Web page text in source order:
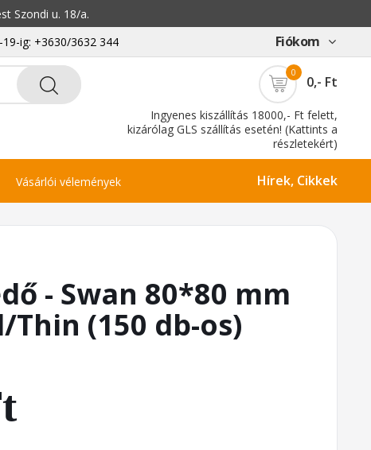
Szondi u. 18/a.
ig: +3630/3632 344 Fiókom
0
0,- Ft
Ingyenes kiszállítás 18000,- Ft felett,
kizárólag GLS szállítás esetén! (Kattints a
részletekért)
Vásárlói vélemények Hírek, Cikkek
- Swan 80*80 mm
(150 db-os)